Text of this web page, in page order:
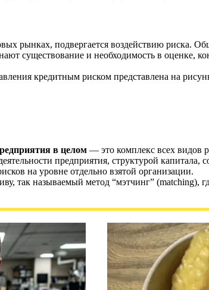
рынках, подвергается воздействию риска.
существование и необходимость в оценке,
кредитным риском представлена на
в целом — это комплекс всех видов
предприятия, структурой
на уровне отдельно взятой организации.
так называемый метод “мэтчинг”